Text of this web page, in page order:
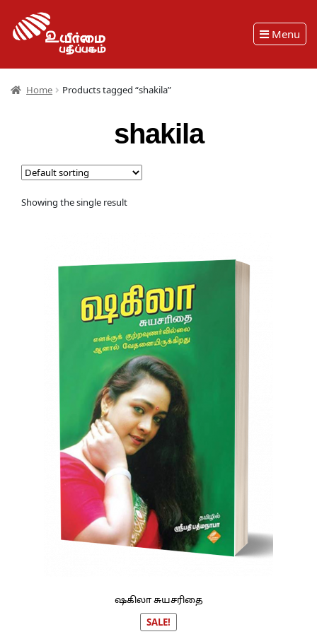
Menu
Home Products tagged “shakila”
shakila
Showing the single result
ஷகிலா சுயசரிதை
SALE!